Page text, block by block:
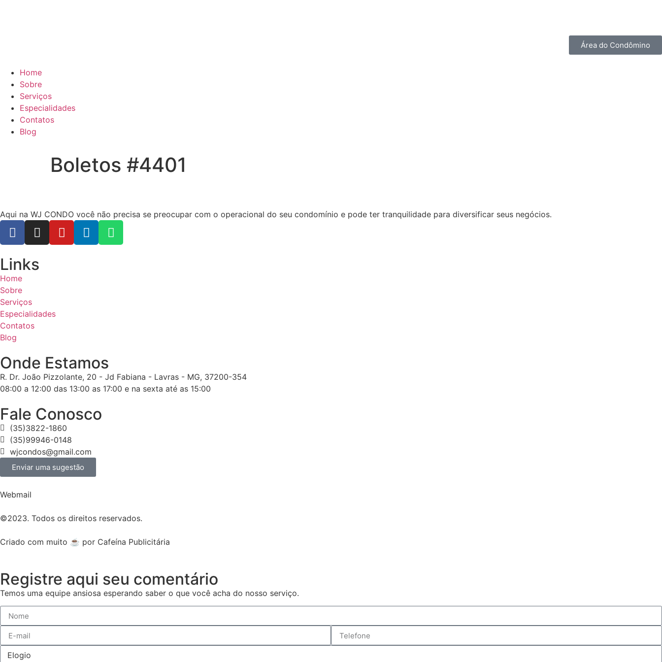
Área do Condômino
Home
Sobre
Serviços
Especialidades
Contatos
Blog
Boletos #4401
Aqui na WJ CONDO você não precisa se preocupar com o operacional do seu condomínio e pode ter tranquilidade para diversificar seus negócios.
Links
Home
Sobre
Serviços
Especialidades
Contatos
Blog
Onde Estamos
R. Dr. João Pizzolante, 20 - Jd Fabiana - Lavras - MG, 37200-354
08:00 a 12:00 das 13:00 as 17:00 e na sexta até as 15:00
Fale Conosco
(35)3822-1860
(35)99946-0148
wjcondos@gmail.com
Enviar uma sugestão
Webmail
©2023. Todos os direitos reservados.
Criado com muito ☕ por Cafeína Publicitária
Registre aqui seu comentário
Temos uma equipe ansiosa esperando saber o que você acha do nosso serviço.